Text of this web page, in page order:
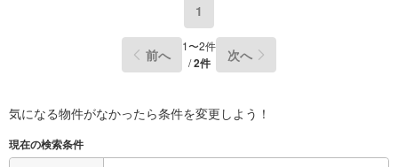
1
前へ 1〜2件
/2件 次へ
気になる物件がなかったら条件を変更しよう！
現在の検索条件